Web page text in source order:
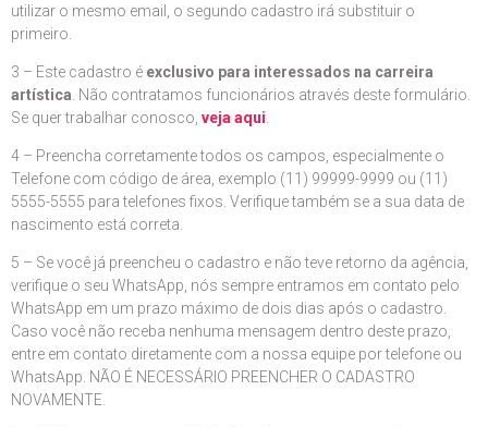
utilizar o mesmo email, o segundo cadastro irá substituir o
primeiro.
3 – Este cadastro é exclusivo para interessados na carreira
artística . Não contratamos funcionários através deste formulário.
Se quer trabalhar conosco, veja aqui
4 – Preencha corretamente todos os campos, especialmente o
Telefone com código de área, exemplo (11) 99999-9999 ou (11)
5555-5555 para telefones fixos. Verifique também se a sua data de
nascimento está correta.
5 – Se você já preencheu o cadastro e não teve retorno da agência,
verifique o seu WhatsApp, nós sempre entramos em contato pelo
WhatsApp em um prazo máximo de dois dias após o cadastro.
Caso você não receba nenhuma mensagem dentro deste prazo,
entre em contato diretamente com a nossa equipe por telefone ou
WhatsApp. NÃO É NECESSÁRIO PREENCHER O CADASTRO
NOVAMENTE.